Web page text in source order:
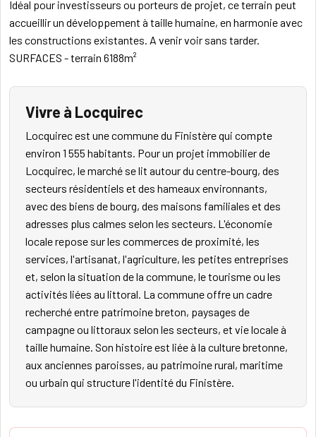
Idéal pour investisseurs ou porteurs de projet, ce terrain peut
accueillir un développement à taille humaine, en harmonie avec
les constructions existantes. A venir voir sans tarder.
SURFACES - terrain 6188m²
Vivre à Locquirec
Locquirec est une commune du Finistère qui compte
environ 1 555 habitants. Pour un projet immobilier de
Locquirec, le marché se lit autour du centre-bourg, des
secteurs résidentiels et des hameaux environnants,
avec des biens de bourg, des maisons familiales et des
adresses plus calmes selon les secteurs. L'économie
locale repose sur les commerces de proximité, les
services, l'artisanat, l'agriculture, les petites entreprises
et, selon la situation de la commune, le tourisme ou les
activités liées au littoral. La commune offre un cadre
recherché entre patrimoine breton, paysages de
campagne ou littoraux selon les secteurs, et vie locale à
taille humaine. Son histoire est liée à la culture bretonne,
aux anciennes paroisses, au patrimoine rural, maritime
ou urbain qui structure l'identité du Finistère.